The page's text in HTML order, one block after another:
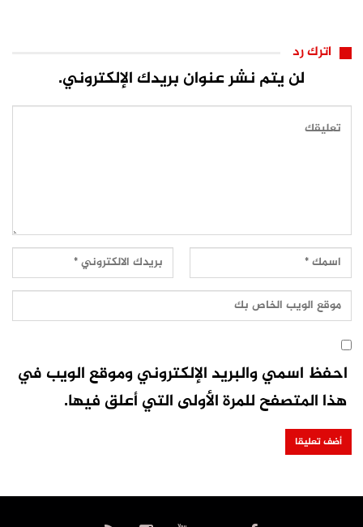
اترك رد
لن يتم نشر عنوان بريدك الإلكتروني.
احفظ اسمي والبريد الإلكتروني وموقع الويب في
هذا المتصفح للمرة الأولى التي أعلق فيها.